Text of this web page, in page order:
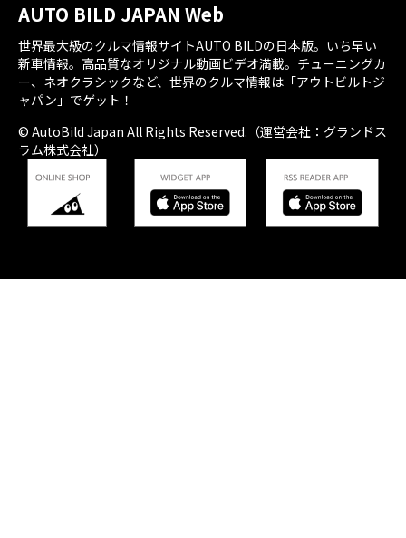
AUTO BILD JAPAN Web
世界最大級のクルマ情報サイトAUTO BILDの日本版。いち早い
新車情報。高品質なオリジナル動画ビデオ満載。チューニングカ
ー、ネオクラシックなど、世界のクルマ情報は「アウトビルトジ
ャパン」でゲット！
© AutoBild Japan All Rights Reserved.（運営会社：グランドス
ラム株式会社）